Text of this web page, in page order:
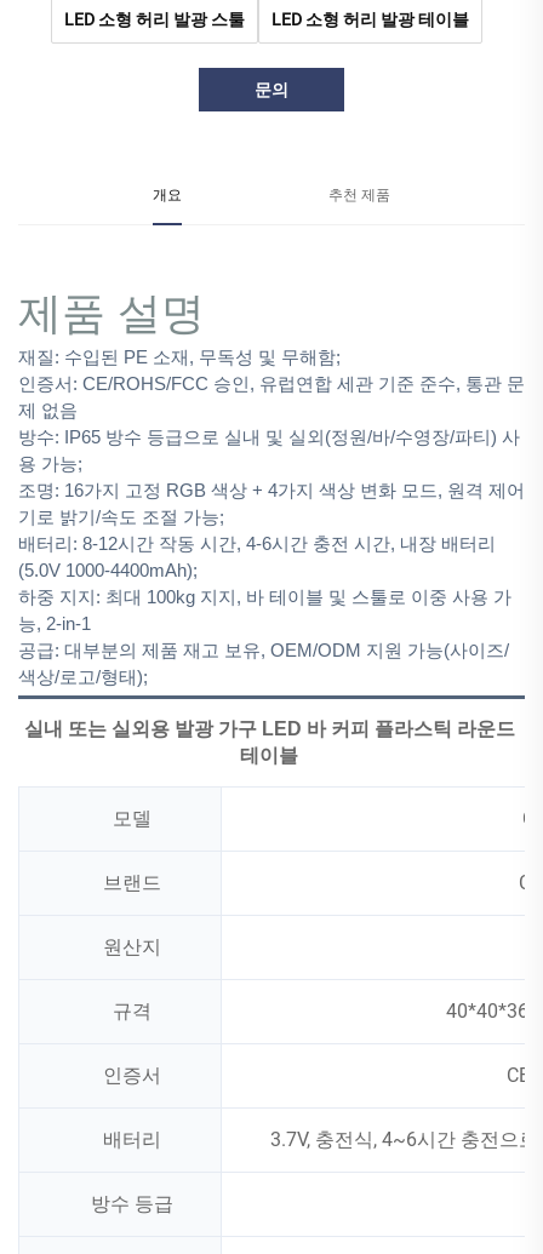
LED 소형 허리 발광 스툴 LED 소형 허리 발광 테이블
문의
개요 추천 제품
제품 설명
재질: 수입된 PE 소재, 무독성 및 무해함;
인증서: CE/ROHS/FCC 승인, 유럽연합 세관 기준 준수, 통관 문
제 없음
방수: IP65 방수 등급으로 실내 및 실외(정원/바/수영장/파티) 사
용 가능;
조명: 16가지 고정 RGB 색상 + 4가지 색상 변화 모드, 원격 제어
기로 밝기/속도 조절 가능;
배터리: 8-12시간 작동 시간, 4-6시간 충전 시간, 내장 배터리
(5.0V 1000-4400mAh);
하중 지지: 최대 100kg 지지, 바 테이블 및 스툴로 이중 사용 가
능, 2-in-1
공급: 대부분의 제품 재고 보유, OEM/ODM 지원 가능(사이즈/
색상/로고/형태);
실내 또는 실외용 발광 가구 LED 바 커피 플라스틱 라운드
테이블
모델
브랜드
원산지
규격
인증서 CE
배터리 3.7V, 충전식, 4~6시간 충전으
방수 등급